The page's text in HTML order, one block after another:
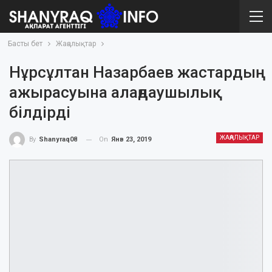
Басты бет Жаңалықтар
Нұрсұлтан Назарбаев жастардың
ажырасуына алаңдаушылық
білдірді
ЖАҢАЛЫҚТАР
By Shanyraq08 On Янв 23, 2019